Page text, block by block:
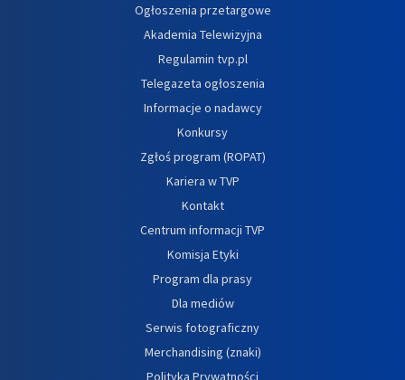
Ogłoszenia przetargowe
Akademia Telewizyjna
Regulamin tvp.pl
Telegazeta ogłoszenia
Informacje o nadawcy
Konkursy
Zgłoś program (ROPAT)
Kariera w TVP
Kontakt
Centrum informacji TVP
Komisja Etyki
Program dla prasy
Dla mediów
Serwis fotograficzny
Merchandising (znaki)
Polityka Prywatności